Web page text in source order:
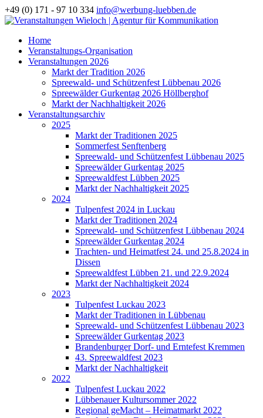
+49 (0) 171 - 97 10 334 info@werbung-luebben.de
Home
Veranstaltungs-Organisation
Veranstaltungen 2026
Markt der Tradition 2026
Spreewald- und Schützenfest Lübbenau 2026
Spreewälder Gurkentag 2026 Höllberghof
Markt der Nachhaltigkeit 2026
Veranstaltungsarchiv
2025
Markt der Traditionen 2025
Sommerfest Senftenberg
Spreewald- und Schützenfest Lübbenau 2025
Spreewälder Gurkentag 2025
Spreewaldfest Lübben 2025
Markt der Nachhaltigkeit 2025
2024
Tulpenfest 2024 in Luckau
Markt der Traditionen 2024
Spreewald- und Schützenfest Lübbenau 2024
Spreewälder Gurkentag 2024
Trachten- und Heimatfest 24. und 25.8.2024 in
Dissen
Spreewaldfest Lübben 21. und 22.9.2024
Markt der Nachhaltigkeit 2024
2023
Tulpenfest Luckau 2023
Markt der Traditionen in Lübbenau
Spreewald- und Schützenfest Lübbenau 2023
Spreewälder Gurkentag 2023
Brandenburger Dorf- und Erntefest Kremmen
43. Spreewaldfest 2023
Markt der Nachhaltigkeit
2022
Tulpenfest Luckau 2022
Lübbenauer Kultursommer 2022
Regional geMacht – Heimatmarkt 2022